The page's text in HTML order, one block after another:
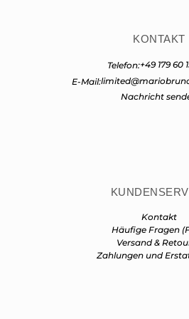
KONTAKT
Telefon:+49 179 60
E-Mail:
Nachricht
Kontakt
Häufige Fragen
Versand &
Zahlungen und